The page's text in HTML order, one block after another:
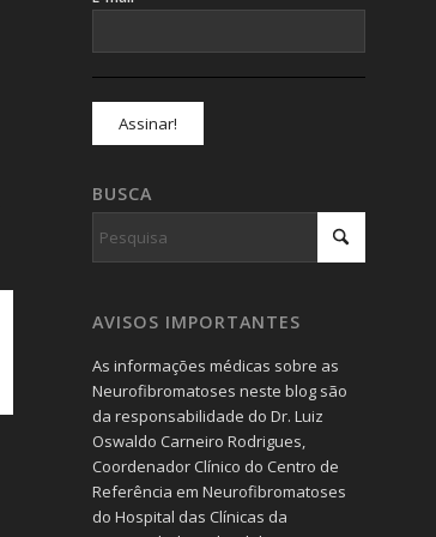
BUSCA
AVISOS IMPORTANTES
As informações médicas sobre as
Neurofibromatoses neste blog são
da responsabilidade do Dr. Luiz
Oswaldo Carneiro Rodrigues,
Coordenador Clínico do Centro de
Referência em Neurofibromatoses
do Hospital das Clínicas da